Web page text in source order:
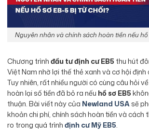
Nguyên nhân và chính sách hoàn tiền nếu
Chương trìnhđầu tư định cư EB5 thu hút
Việt Nam nhờ lợi thế thẻ xanh và cơ hội định
Tuy nhiên, rất nhiều người có cùng câu hỏi
hoàn lại số tiền đã bỏ ra nếu hồ sơ EB5
thuận. Bài viết này của Newland USAsẽ
khoản chi phí, chính sách hoàn tiền và cách
ro trong quá trìnhđịnh cư Mỹ EB5.